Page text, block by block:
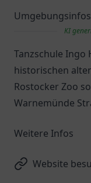
Umgebungsinfos
KI
Tanzschule Ingo
historischen
Rostocker Zoo
Warnemünde
Weitere Infos
Website